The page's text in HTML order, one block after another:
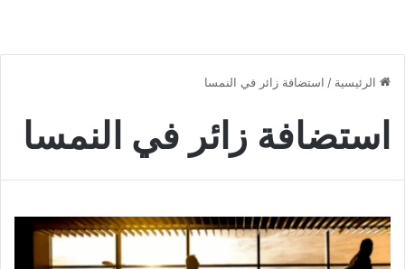
الرئيسية / استضافة زائر في النمسا
استضافة زائر في النمسا